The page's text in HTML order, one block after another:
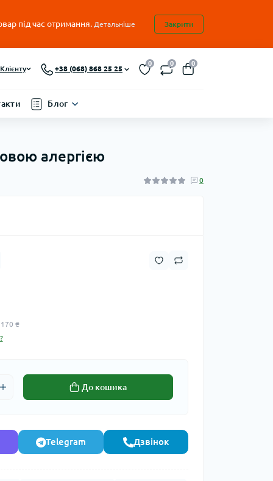
під час отримання. Детальніше Закрити
Клієнту +38 (068) 868 25 25
0 0 0
Блог
алергією
0
₴
До кошика
Telegram Дзвінок